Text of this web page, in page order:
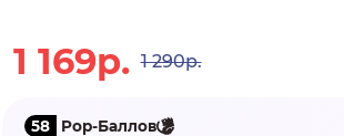
1 169р. 1 290р.
58 Pop-Баллов